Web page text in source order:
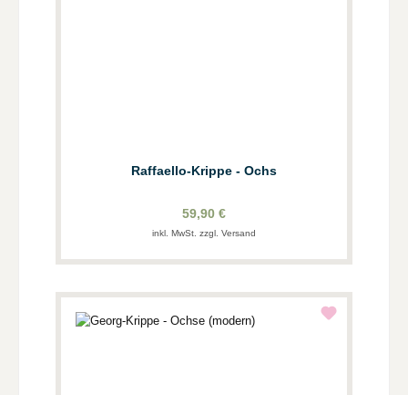
Raffaello-Krippe - Ochs
59,90 €
inkl. MwSt. zzgl. Versand